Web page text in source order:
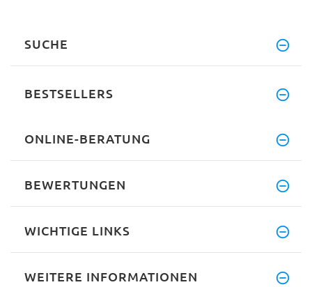
SUCHE
BESTSELLERS
ONLINE-BERATUNG
BEWERTUNGEN
WICHTIGE LINKS
WEITERE INFORMATIONEN